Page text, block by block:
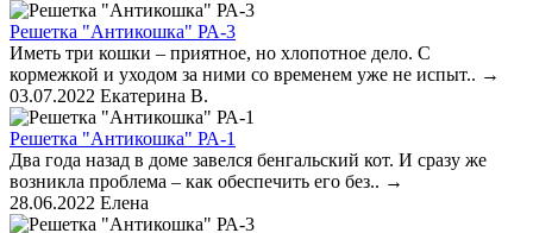
Решетка "Антикошка" РА-3
Иметь три кошки – приятное, но хлопотное дело. С
кормежкой и уходом за ними со временем уже не испыт.. →
03.07.2022 Екатерина В.
Решетка "Антикошка" РА-1
Два года назад в доме завелся бенгальский кот. И сразу же
возникла проблема – как обеспечить его без.. →
28.06.2022 Елена